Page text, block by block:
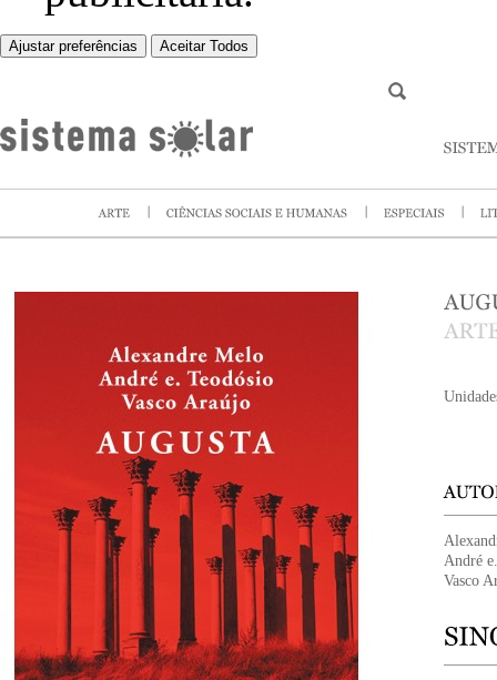
Ajustar preferências Aceitar Todos
André
Vasco